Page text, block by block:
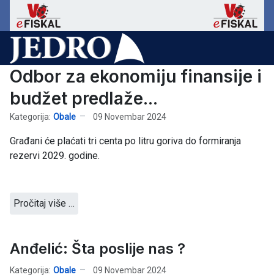
Odbor za ekonomiju finansije i
budžet predlaže...
Kategorija: Obale 09 Novembar 2024
Građani će plaćati tri centa po litru goriva do formiranja
rezervi 2029. godine.
Pročitaj više …
Anđelić: Šta poslije nas ?
Kategorija: Obale 09 Novembar 2024